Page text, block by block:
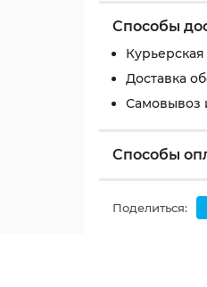
Способы
Курьерская
Доставка
Самовывоз
Способы
Поделиться: